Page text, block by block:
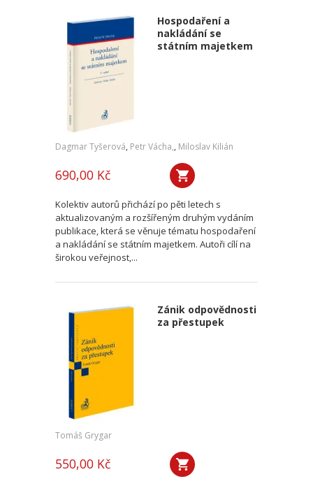
Hospodaření a
nakládání se
státním majetkem
Dagmar Tyšerová, Petr Vácha,, Miloslav Kilián
690,00 Kč
Kolektiv autorů přichází po pěti letech s
aktualizovaným a rozšířeným druhým vydáním
publikace, která se věnuje tématu hospodaření
a nakládání se státním majetkem. Autoři cílí na
širokou veřejnost,...
Zánik odpovědnosti
za přestupek
Tomáš Grygar
550,00 Kč